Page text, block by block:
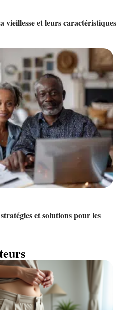
vieillesse et leurs caractéristiques
et solutions pour les